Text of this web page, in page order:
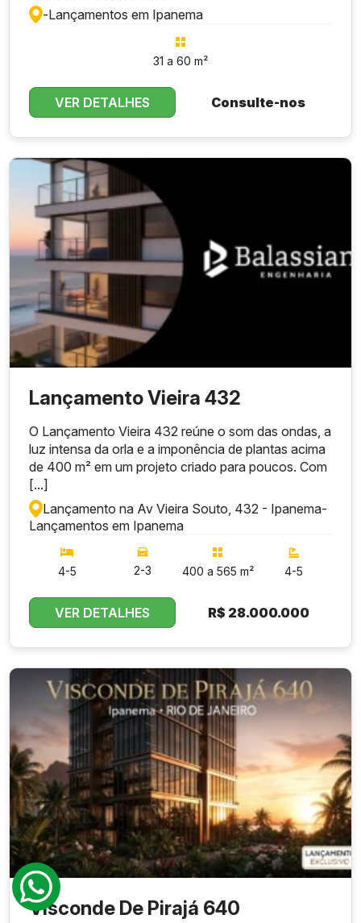
-Lançamentos em Ipanema
31 a 60 m²
VER DETALHES Consulte-nos
Lançamento Vieira 432
O Lançamento Vieira 432 reúne o som das ondas, a
luz intensa da orla e a imponência de plantas acima
de 400 m² em um projeto criado para poucos. Com
[...]
Lançamento na Av Vieira Souto, 432 - Ipanema-
Lançamentos em Ipanema
4-5 2-3 400 a 565 m² 4-5
VER DETALHES R$ 28.000.000
Visconde De Pirajá 640